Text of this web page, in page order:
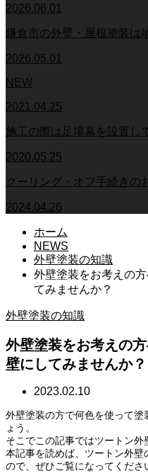
2026.06.01
鎌倉市の外壁・屋根塗装は
2026.05.01
NEW
2021.04.25
施工の際は足場幕を設置し
2020.05.25
クーリング・オフ手続きの
2024.04.26
ホーム
NEWS
外壁塗装の知識
外壁塗装をお考えの
てみませんか？
外壁塗装の知識
外壁塗装をお考えの
壁にしてみませんか？
2023.02.10
外壁塗装の方で何色を使って
ょう。
そこでこの記事ではツートン外
本記事を読めば、ツートン外
ので、ぜひご覧になってくださ